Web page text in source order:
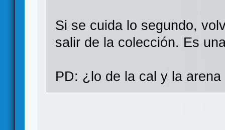
Si se cuida lo segundo,
salir de la colección. Es
PD: ¿lo de la cal y la